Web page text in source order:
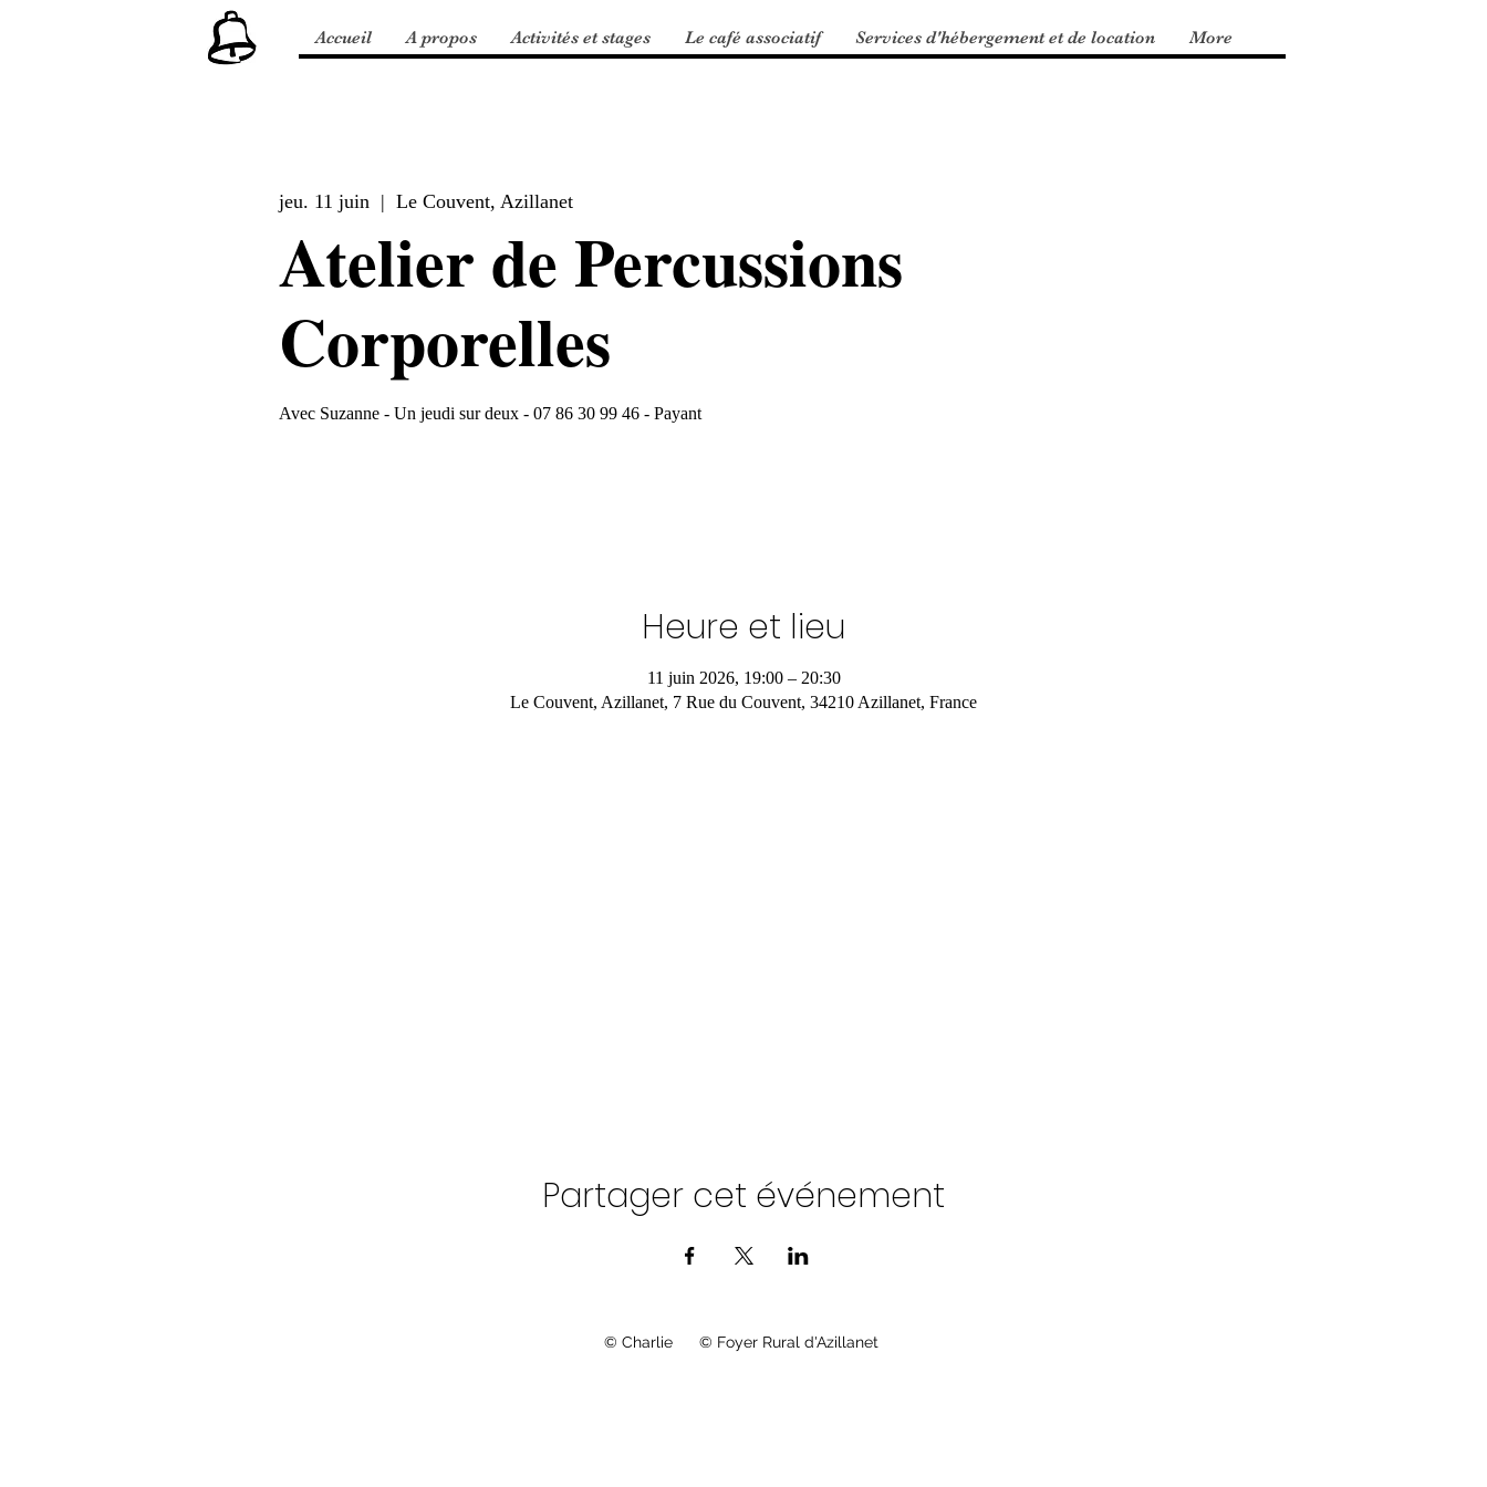
Accueil A propos Activités et stages Le café associatif Services d'hébergement et de location More
jeu. 11 juin
  |
Le Couvent, Azillanet
Atelier de Percussions
Corporelles
Avec Suzanne - Un jeudi sur deux - 07 86 30 99 46 - Payant
Heure et lieu
11 juin 2026, 19:00 – 20:30
Le Couvent, Azillanet, 7 Rue du Couvent, 34210 Azillanet, France
Partager cet événement
© Charlie © Foyer Rural d'Azillanet